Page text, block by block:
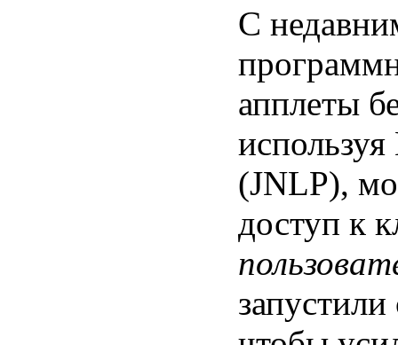
С
апплеты
(JNLP),
доступ к